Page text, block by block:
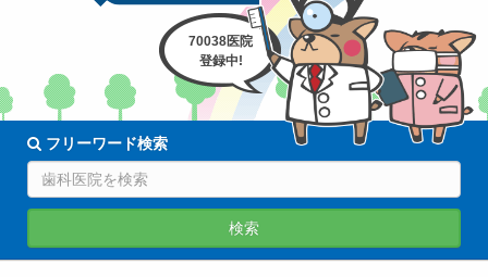
70038医院
登録中!
フリーワード検索
検索